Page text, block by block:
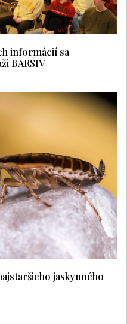
informácií sa
BARSIV
jaskynného